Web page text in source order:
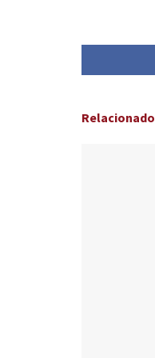
Relacionado